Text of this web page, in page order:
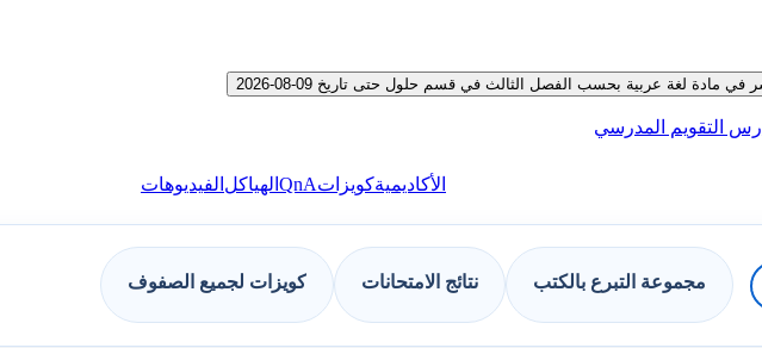
لغة عربية بحسب الفصل الثالث في قسم حلول حتى تاريخ 09-08-2026
التقويم المدرسي
الأكاديميةكويزاتQnA الهياكل الفيديوهات
مجموعة التبرع بالكتب نتائج الامتحانات كويزات لجميع الصفوف